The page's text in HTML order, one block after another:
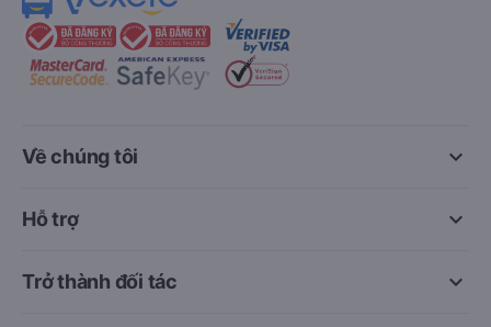
keyboard_arrow_down
Về chúng tôi
keyboard_arrow_down
Hỗ trợ
keyboard_arrow_down
Trở thành đối tác